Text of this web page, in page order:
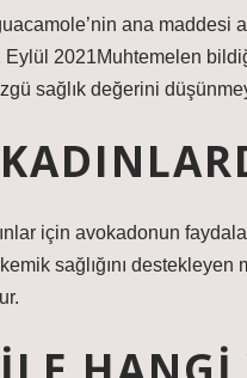
ana maddesi
2021Muhtemelen
sağlık değerini
için avokadonun
sağlığını